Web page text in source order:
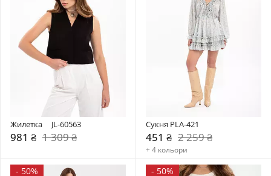
Жилетка     JL-60563
981 ₴ 1 309 ₴
Сукня PLA-421
451 ₴ 2 259 ₴
+ 4 кольори
- 50% - 50%